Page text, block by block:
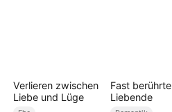
Verlieren zwischen
Liebe und Lüge
Fast berührte
Liebende